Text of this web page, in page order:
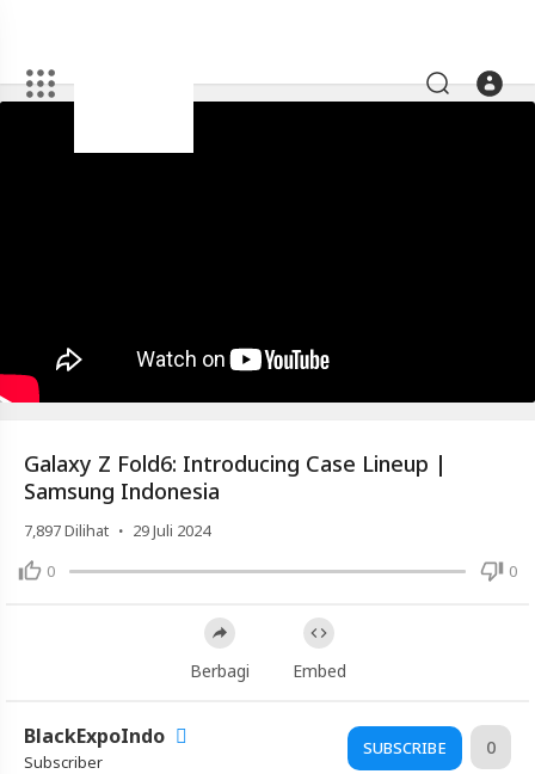
Galaxy
Samsung
Video
Galaxy
Fold6:
Indonesia
Galaxy Z Fold6: Introducing Case Lineup |
Samsung Indonesia
0 0
7,897Dilihat · 29 Juli 2024
Berbagi Embed
BlackExpoIndo
Subscriber
SUBSCRIBE 0